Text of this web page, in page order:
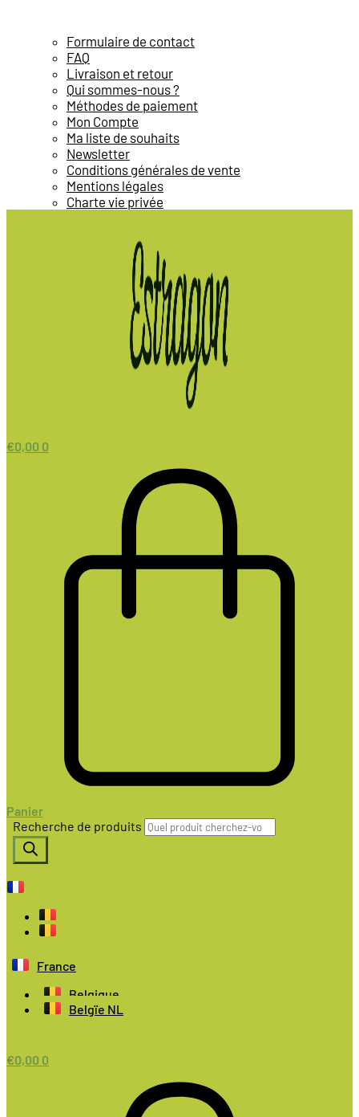
Formulaire de contact
FAQ
Livraison et retour
Qui sommes-nous ?
Méthodes de paiement
Mon Compte
Ma liste de souhaits
Newsletter
Conditions générales de vente
Mentions légales
Charte vie privée
€0,00 0
Panier
Recherche de produits
France
Belgique
Belgïe NL
€0,00 0